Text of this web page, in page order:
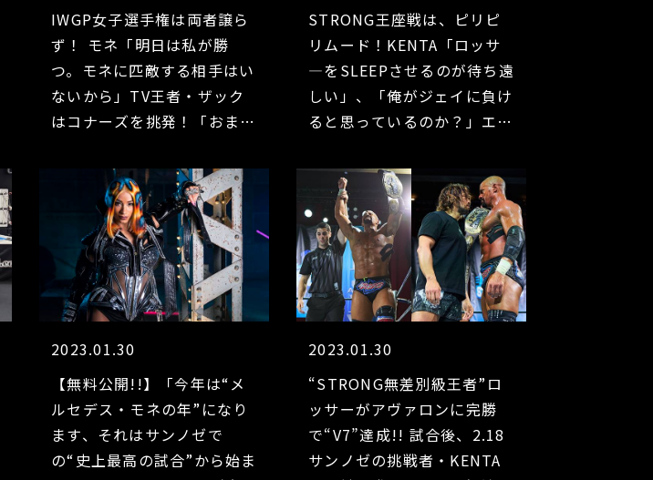
IWGP女子選手権は両者譲ら
ず！ モネ「明日は私が勝
つ。モネに匹敵する相手はい
ないから」TV王者・ザック
はコナーズを挑発！「おまえ
ンノゼ前日会見②】
STRONG王座戦は、ピリピ
リムード！KENTA「ロッサ
―をSLEEPさせるのが待ち遠
しい」、「俺がジェイに負け
ると思っているのか？」エデ
レス愛全開の独演会!!【サン
ノゼ前日会見①】
2023.01.30
【無料公開!!】「今年は“メ
ルセデス・モネの年”になり
ます、それはサンノゼで
の“史上最高の試合”から始ま
2023.01.30
“STRONG無差別級王者”ロ
ッサーがアヴァロンに完勝
で“V7”達成!! 試合後、2.18
サンノゼの挑戦者・KENTA